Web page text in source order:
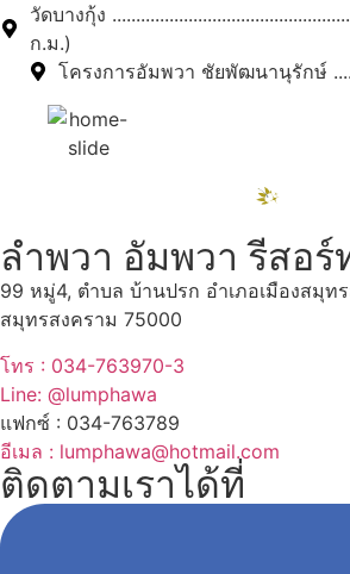
วัดบางกุ้ง
ก.ม.)
โครงการอัมพวา ชัยพัฒนานุรักษ์
ลำพวา อัมพวา รีสอร์
99 หมู่4, ตำบล บ้านปรก อำเภอเมืองสมุท
สมุทรสงคราม 75000
โทร : 034-763970-3
Line: @lumphawa
แฟกซ์ : 034-763789
อีเมล : lumphawa@hotmail.com
ติดตามเราได้ที่